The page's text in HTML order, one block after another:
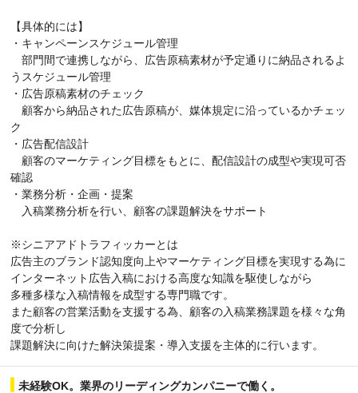
【具体的には】
・キャンペーンスケジュール管理
部門間で連携しながら、広告原稿素材が予定通りに納品されるよ
うスケジュール管理
・広告原稿素材のチェック
顧客から納品された広告原稿が、媒体規定に沿っているかチェッ
ク
・広告配信設計
顧客のマーケティング目標をもとに、配信設計の成型や実現可否
確認
・業務分析・企画・提案
入稿業務分析を行い、顧客の課題解決をサポート
※シニアアドトラフィッカーとは
広告主のブランド認知度向上やマーケティング目標を実現する為に
インターネット広告入稿における高度な知識を駆使しながら
多種多様な入稿情報を成型する専門職です。
また顧客の営業活動を支援する為、顧客の入稿業務課題を様々な角
度で分析し
課題解決に向けた解決策提案・導入支援を主体的に行います。
未経験OK。業界のリーディングカンパニーで働く。